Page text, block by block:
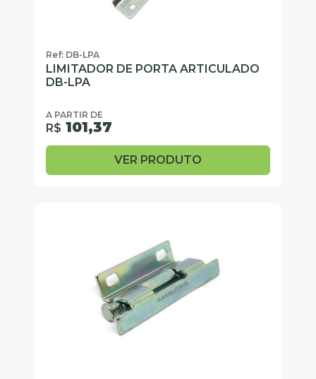
Ref: DB-LPA
LIMITADOR DE PORTA ARTICULADO
DB-LPA
A PARTIR DE
R$ 101,37
VER PRODUTO